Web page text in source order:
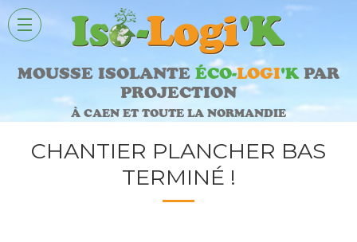
MOUSSE ISOLANTE ÉCO-LOGI'KPAR
PROJECTION
À CAEN ET TOUTE LA NORMANDIE
CHANTIER PLANCHER BAS
TERMINÉ !